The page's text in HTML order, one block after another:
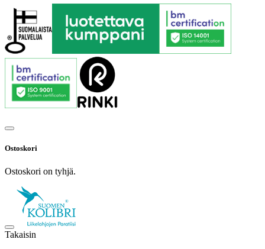
Ostoskori
Ostoskori on tyhjä.
Takaisin